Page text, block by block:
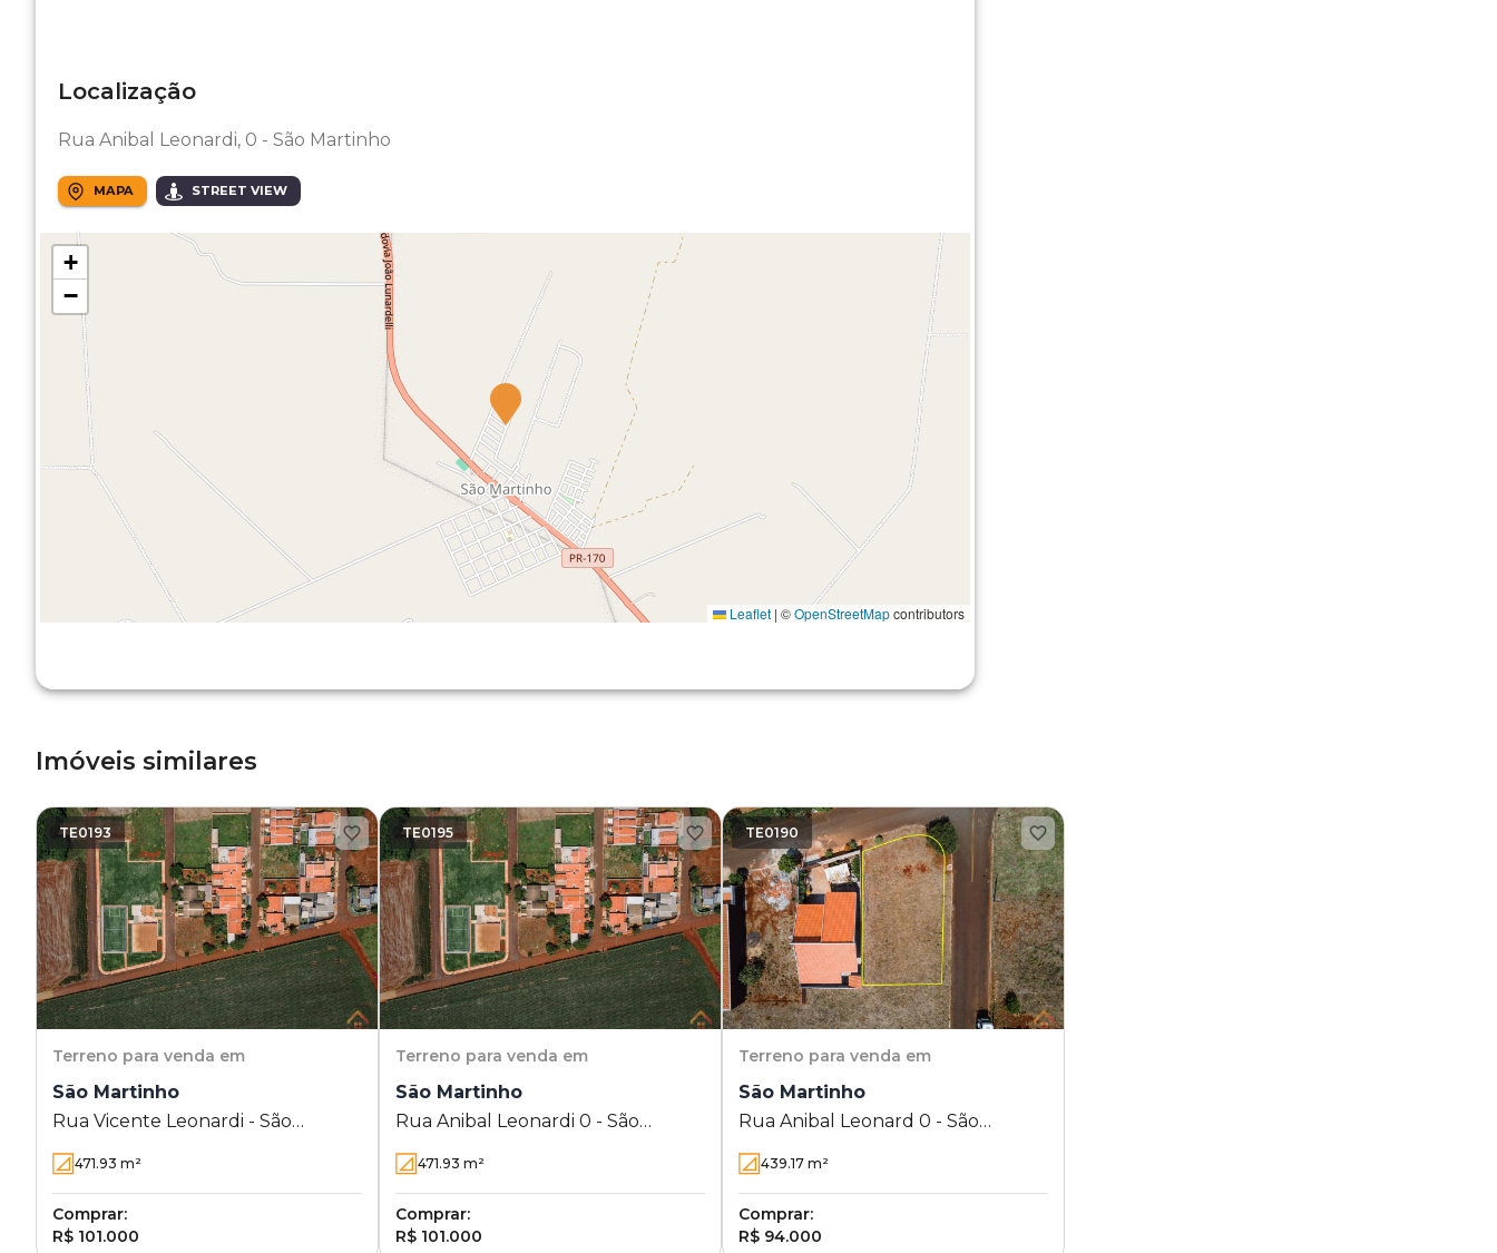
Localização
Rua Anibal Leonardi, 0 - São Martinho
MAPA STREET VIEW
+
−
Leaflet | ©OpenStreetMapcontributors
Imóveis similares
TE0193
Terreno para venda em
São Martinho
Rua Vicente Leonardi - São
Martinho
471.93 m²
Comprar:
R$ 101.000
TE0195
Terreno para venda em
São Martinho
Rua Anibal Leonardi 0 - São
Martinho - Rolândia - PR
471.93 m²
Comprar:
R$ 101.000
TE0190
Terreno para venda em
São Martinho
Rua Anibal Leonard 0 - São
Martinho - Rolândia - PR
439.17 m²
Comprar:
R$ 94.000